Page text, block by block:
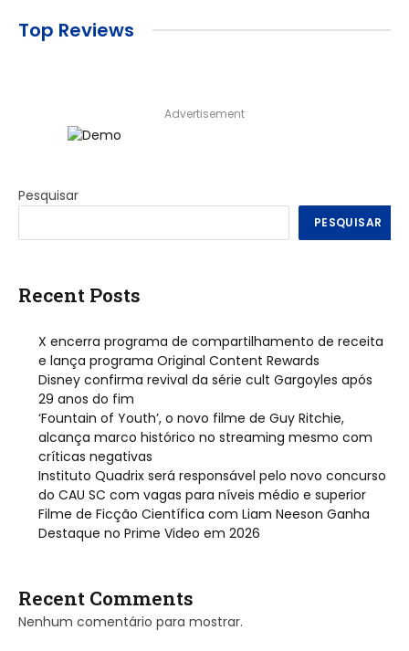
Top Reviews
Advertisement
Pesquisar
PESQUISAR
Recent Posts
X encerra programa de compartilhamento de receita
e lança programa Original Content Rewards
Disney confirma revival da série cult Gargoyles após
29 anos do fim
‘Fountain of Youth’, o novo filme de Guy Ritchie,
alcança marco histórico no streaming mesmo com
críticas negativas
Instituto Quadrix será responsável pelo novo concurso
do CAU SC com vagas para níveis médio e superior
Filme de Ficção Científica com Liam Neeson Ganha
Destaque no Prime Video em 2026
Recent Comments
Nenhum comentário para mostrar.